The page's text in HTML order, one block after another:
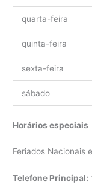
quarta-feira
quinta-feira
sexta-feira
sábado
Horários especiais
Feriados Nacionais
Telefone Principal: